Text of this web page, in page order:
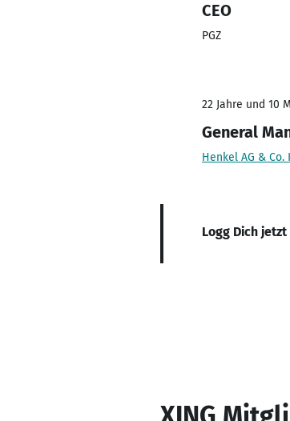
CEO
PGZ
22 Jahre und 10
General
Henkel AG & Co.
Logg Dich